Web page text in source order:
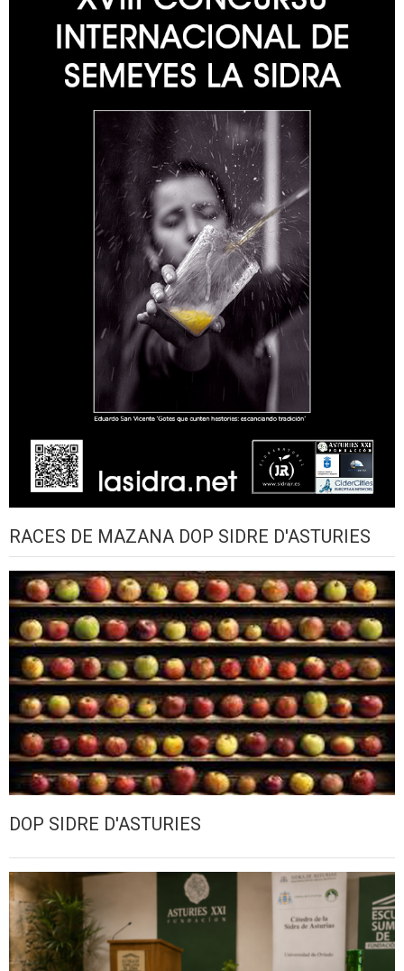
RACES DE MAZANA DOP SIDRE D'ASTURIES
DOP SIDRE D'ASTURIES